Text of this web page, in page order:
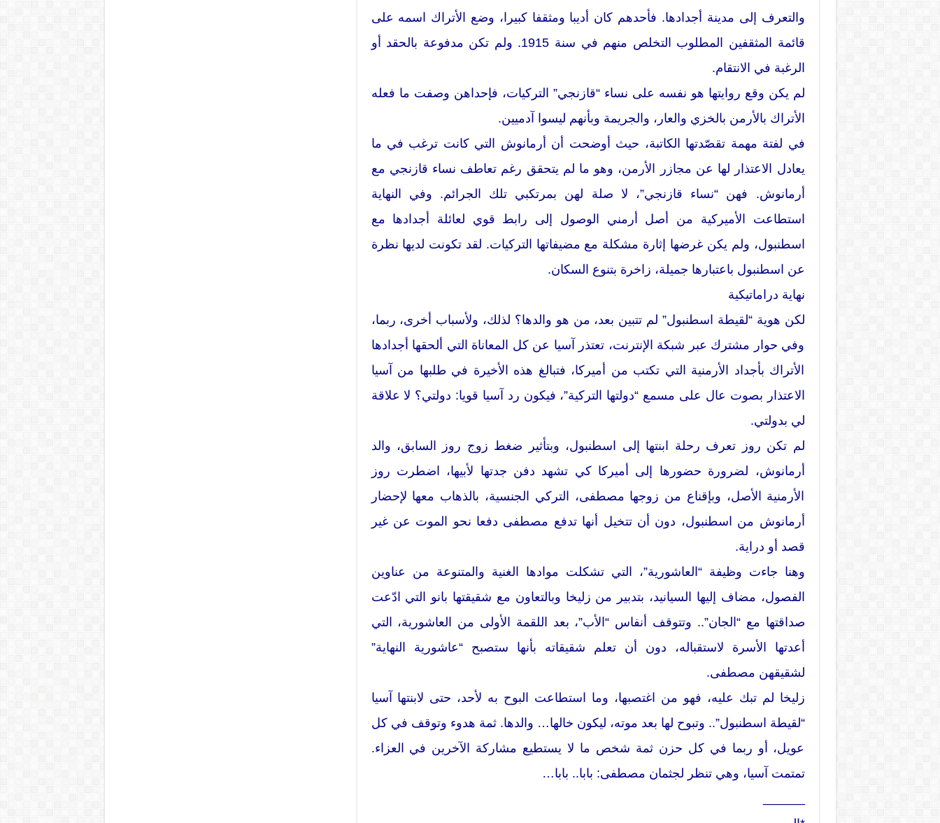
والتعرف إلى مدينة أجدادها. فأحدهم كان أديبا ومثقفا كبيرا، وضع الأتراك اسمه على
قائمة المثقفين المطلوب التخلص منهم في سنة 1915. ولم تكن مدفوعة بالحقد أو
الرغبة في الانتقام.
لم يكن وقع روايتها هو نفسه على نساء “قازنجي” التركيات، فإحداهن وصفت ما فعله
الأتراك بالأرمن بالخزي والعار، والجريمة وبأنهم ليسوا آدميين.
في لفتة مهمة تقصّدتها الكاتبة، حيث أوضحت أن أرمانوش التي كانت ترغب في ما
يعادل الاعتذار لها عن مجازر الأرمن، وهو ما لم يتحقق رغم تعاطف نساء قازنجي مع
أرمانوش. فهن “نساء قازنجي”، لا صلة لهن بمرتكبي تلك الجرائم. وفي النهاية
استطاعت الأميركية من أصل أرمني الوصول إلى رابط قوي لعائلة أجدادها مع
اسطنبول، ولم يكن غرضها إثارة مشكلة مع مضيفاتها التركيات. لقد تكونت لديها نظرة
عن اسطنبول باعتبارها جميلة، زاخرة بتنوع السكان.
نهاية دراماتيكية
لكن هوية “لقيطة اسطنبول” لم تتبين بعد، من هو والدها؟ لذلك، ولأسباب أخرى، ربما،
وفي حوار مشترك عبر شبكة الإنترنت، تعتذر آسيا عن كل المعاناة التي ألحقها أجدادها
الأتراك بأجداد الأرمنية التي تكتب من أميركا، فتبالغ هذه الأخيرة في طلبها من آسيا
الاعتذار بصوت عال على مسمع “دولتها التركية”، فيكون رد آسيا قويا: دولتي؟ لا علاقة
لي بدولتي.
لم تكن روز تعرف رحلة ابنتها إلى اسطنبول، وبتأثير ضغط زوج روز السابق، والد
أرمانوش، لضرورة حضورها إلى أميركا كي تشهد دفن جدتها لأبيها، اضطرت روز
الأرمنية الأصل، وبإقناع من زوجها مصطفى، التركي الجنسية، بالذهاب معها لإحضار
أرمانوش من اسطنبول، دون أن تتخيل أنها تدفع مصطفى دفعا نحو الموت عن غير
قصد أو دراية.
وهنا جاءت وظيفة “العاشورية”، التي تشكلت موادها الغنية والمتنوعة من عناوين
الفصول، مضاف إليها السيانيد، بتدبير من زليخا وبالتعاون مع شقيقتها بانو التي ادّعت
صداقتها مع “الجان”.. وتتوقف أنفاس “الأب”، بعد اللقمة الأولى من العاشورية، التي
أعدتها الأسرة لاستقباله، دون أن تعلم شقيقاته بأنها ستصبح “عاشورية النهاية”
لشقيقهن مصطفى.
زليخا لم تبك عليه، فهو من اغتصبها، وما استطاعت البوح به لأحد، حتى لابنتها آسيا
“لقيطة اسطنبول”.. وتبوح لها بعد موته، ليكون خالها… والدها. ثمة هدوء وتوقف في كل
عويل، أو ربما في كل حزن ثمة شخص ما لا يستطيع مشاركة الآخرين في العزاء.
تمتمت آسيا، وهي تنظر لجثمان مصطفى: بابا.. بابا…